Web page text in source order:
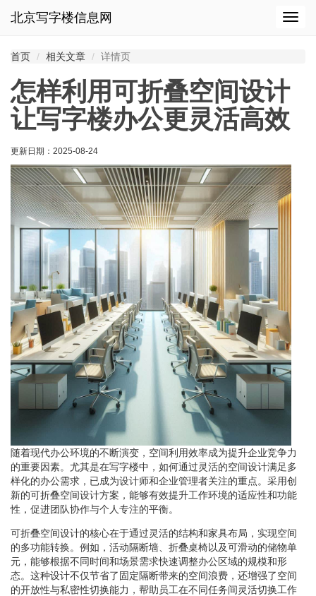
切
北京写字楼信息网
首页 相关文章 详情页
怎样利用可折叠空间设计
让写字楼办公更灵活高效
更新日期： 2025-08-24
随着现代办公环境的不断演变，空间利用效率成为提升企业竞争力
的重要因素。尤其是在写字楼中，如何通过灵活的空间设计满足多
样化的办公需求，已成为设计师和企业管理者关注的重点。采用创
新的可折叠空间设计方案，能够有效提升工作环境的适应性和功能
性，促进团队协作与个人专注的平衡。
可折叠空间设计的核心在于通过灵活的结构和家具布局，实现空间
的多功能转换。例如，活动隔断墙、折叠桌椅以及可滑动的储物单
元，能够根据不同时间和场景需求快速调整办公区域的规模和形
态。这种设计不仅节省了固定隔断带来的空间浪费，还增强了空间
的开放性与私密性切换能力，帮助员工在不同任务间灵活切换工作